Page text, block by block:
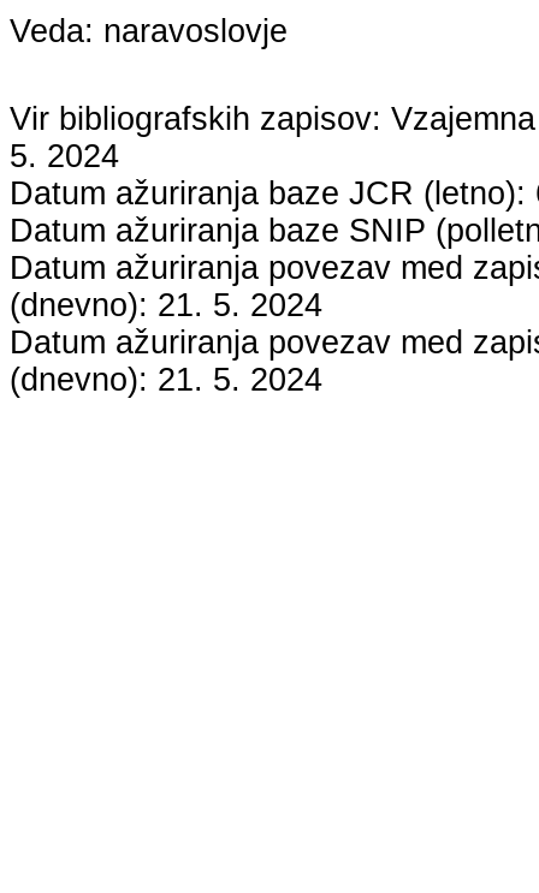
Veda: naravoslovje
Vir bibliografskih zapisov:
5. 2024
Datum ažuriranja baze JCR (letno):
Datum ažuriranja baze SNIP
Datum ažuriranja povezav med
(dnevno): 21. 5. 2024
Datum ažuriranja povezav med
(dnevno): 21. 5. 2024